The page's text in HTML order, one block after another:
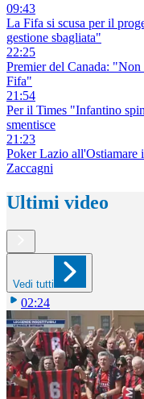
09:43
La Fifa si scusa per il
gestione sbagliata"
22:25
Premier del Canada:
Fifa"
21:54
Per il Times "Infantino
smentisce
21:23
Poker Lazio all'Ostiamare
Zaccagni
Ultimi video
Vedi tutti
02:24